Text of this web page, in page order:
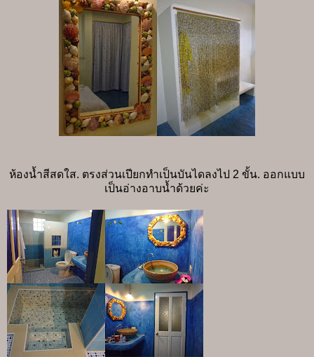
ห้องน้ำสีสดใส. ตรงส่วนเปียกทำเป็นบันไดลงไป 2 ขั้น. ออกแบบ
เป็นอ่างอาบน้ำด้วยค่ะ